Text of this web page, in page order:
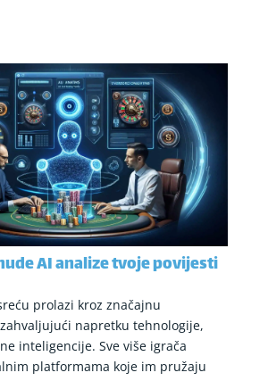
AI analize tvoje povijesti
prolazi kroz značajnu
napretku tehnologije,
inteligencije. Sve više igrača
platformama koje im pružaju